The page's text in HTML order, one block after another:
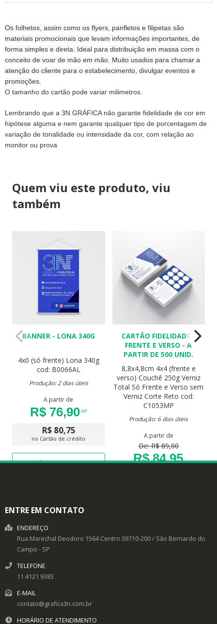
Os folhetos, assim como os flyers, panfletos e filipetas são
materiais promocionais que levam informações importantes, de
forma simples e direta. Ideal para distribuição em massa com o
conceito de voar de mão em mão. Muito usados para chamar a
atenção do cliente para o estabelecimento, divulgar eventos e
promoções.
O tamanho do cartão pode variar milimetros.
Lembrando que a 3N GRÁFICA não garante fidelidade de cor em
hipótese alguma e nem garante qualquer tipo de porcentagem de
variação de tonalidade ou intensidade da cor, com relação ao
monitor ou prova
Quem viu este produto, viu
também
BANNER - LONA 340G
4x0 (só frente) Lona 340g
cod: B0066AL
Produção: 2 dias úteis
A partir de
R$ 76,90m²
R$ 80,75
no Cartão de crédito
DETALHES
CARTÃO FIDELIDADE -
FRENTE E VERSO - A
PARTIR DE 500 UNID.
8,8x4,8cm 4x4 (frente e
verso) Couchê 250g Verniz
Total Só Frente e Verso sem
Verniz Corte Reto cod:
C1053MP
Produção: 6 dias úteis
A partir de
De: R$ 89,00
R$ 84,95
ENTRE EM CONTATO
ENDEREÇO
Rua Marechal Deodoro 1564 Centro 09710-200/ São Bernardo do
Campo - SP
TELEFONE
11 4121 9383
E-MAIL
contato@grafica3n.com.br
HORÁRIO DE ATENDIMENTO